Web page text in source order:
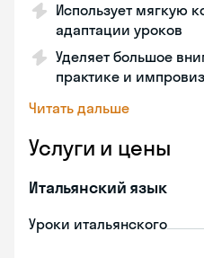
Использует мягкую
адаптации уроков
Уделяет большое
практике и
Читать дальше
Услуги и цены
Итальянский язык
Уроки итальянского